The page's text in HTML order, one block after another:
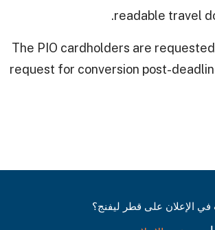
readable travel
.
The PIO cardholders are
request for conversion post-
الإعلان على قطر ليفنج؟